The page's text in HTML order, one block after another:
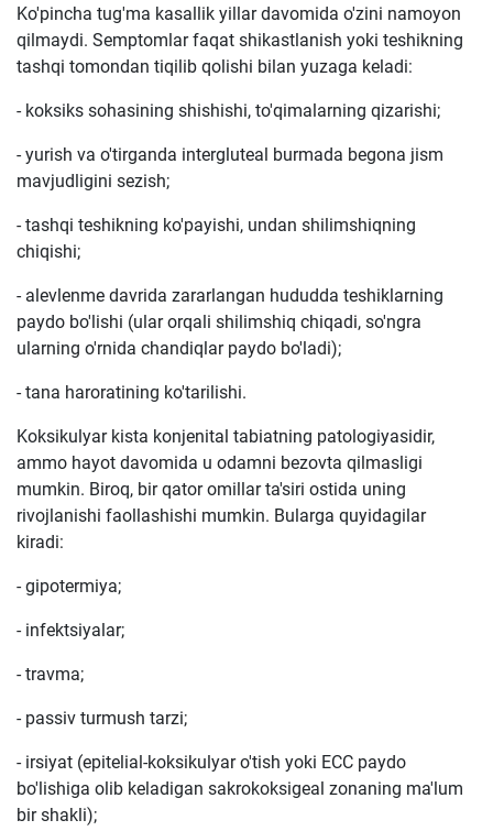
Ko'pincha tug'ma kasallik yillar davomida o'zini namoyon
qilmaydi. Semptomlar faqat shikastlanish yoki teshikning
tashqi tomondan tiqilib qolishi bilan yuzaga keladi:
- koksiks sohasining shishishi, to'qimalarning qizarishi;
- yurish va o'tirganda intergluteal burmada begona jism
mavjudligini sezish;
- tashqi teshikning ko'payishi, undan shilimshiqning
chiqishi;
- alevlenme davrida zararlangan hududda teshiklarning
paydo bo'lishi (ular orqali shilimshiq chiqadi, so'ngra
ularning o'rnida chandiqlar paydo bo'ladi);
- tana haroratining ko'tarilishi.
Koksikulyar kista konjenital tabiatning patologiyasidir,
ammo hayot davomida u odamni bezovta qilmasligi
mumkin. Biroq, bir qator omillar ta'siri ostida uning
rivojlanishi faollashishi mumkin. Bularga quyidagilar
kiradi:
- gipotermiya;
- infektsiyalar;
- travma;
- passiv turmush tarzi;
- irsiyat (epitelial-koksikulyar o'tish yoki ECC paydo
bo'lishiga olib keladigan sakrokoksigeal zonaning ma'lum
bir shakli);